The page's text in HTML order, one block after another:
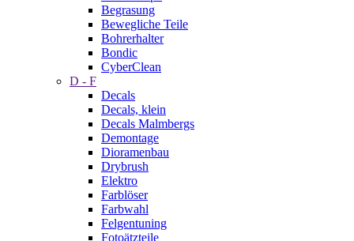
Begrasung
Bewegliche Teile
Bohrerhalter
Bondic
CyberClean
D - F
Decals
Decals, klein
Decals Malmbergs
Demontage
Dioramenbau
Drybrush
Elektro
Farblöser
Farbwahl
Felgentuning
Fotoätzteile